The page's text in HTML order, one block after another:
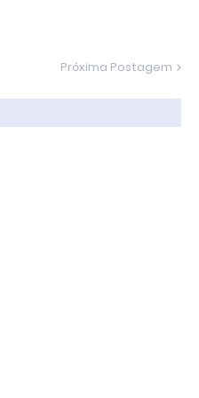
Próxima Postagem